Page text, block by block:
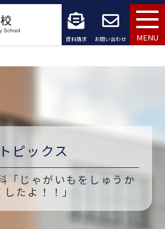
資料請求 お問い合わせ MENU
トピックス
じゃがいもをしゅうか
したよ！！」